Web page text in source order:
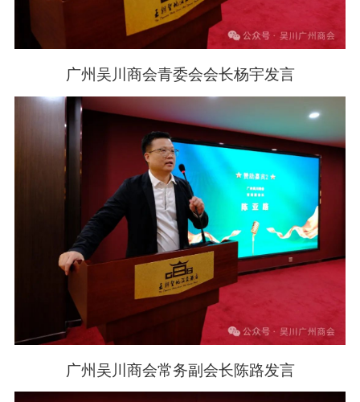
广州吴川商会青委会会长杨宇发言
广州吴川商会常务副会长陈路发言